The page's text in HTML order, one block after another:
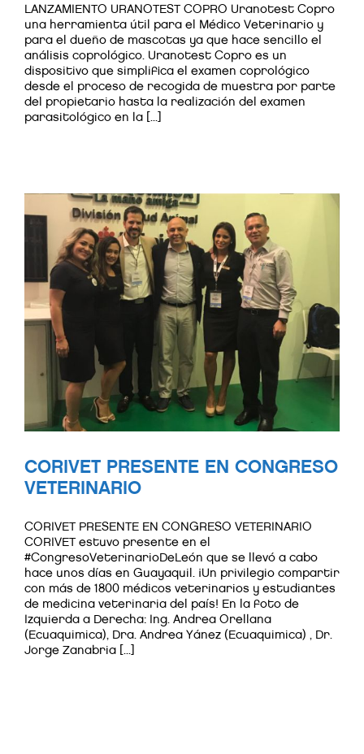
LANZAMIENTO URANOTEST COPRO Uranotest Copro
una herramienta útil para el Médico Veterinario y
para el dueño de mascotas ya que hace sencillo el
análisis coprológico. Uranotest Copro es un
dispositivo que simplifica el examen coprológico
desde el proceso de recogida de muestra por parte
del propietario hasta la realización del examen
parasitológico en la [...]
CORIVET PRESENTE EN CONGRESO
VETERINARIO
CORIVET PRESENTE EN CONGRESO VETERINARIO
CORIVET estuvo presente en el
#CongresoVeterinarioDeLeón que se llevó a cabo
hace unos días en Guayaquil. ¡Un privilegio compartir
con más de 1800 médicos veterinarios y estudiantes
de medicina veterinaria del país! En la foto de
Izquierda a Derecha: Ing. Andrea Orellana
(Ecuaquimica), Dra. Andrea Yánez (Ecuaquimica) , Dr.
Jorge Zanabria [...]